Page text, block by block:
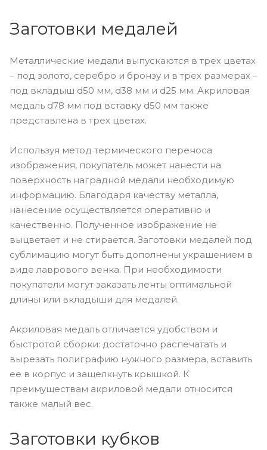
Заготовки медалей
Металлические медали выпускаются в трех цветах
– под золото, серебро и бронзу и в трех размерах –
под вкладыш d50 мм, d38 мм и d25 мм. Акриловая
медаль d78 мм под вставку d50 мм также
представлена в трех цветах.
Используя метод термического переноса
изображения, покупатель может нанести на
поверхность наградной медали необходимую
информацию. Благодаря качеству металла,
нанесение осуществляется оперативно и
качественно. Полученное изображение не
выцветает и не стирается. Заготовки медалей под
сублимацию могут быть дополнены украшением в
виде лаврового венка. При необходимости
покупатели могут заказать ленты оптимальной
длины или вкладыши для медалей.
Акриловая медаль отличается удобством и
быстротой сборки: достаточно распечатать и
вырезать полиграфию нужного размера, вставить
ее в корпус и защелкнуть крышкой. К
преимуществам акриловой медали относится
также малый вес.
Заготовки кубков